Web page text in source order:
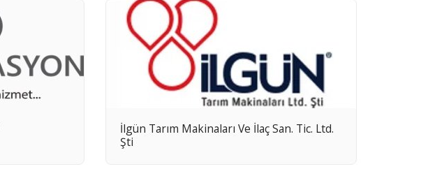
İlgün Tarım Makinaları Ve İlaç San. Tic. Ltd.
Şti